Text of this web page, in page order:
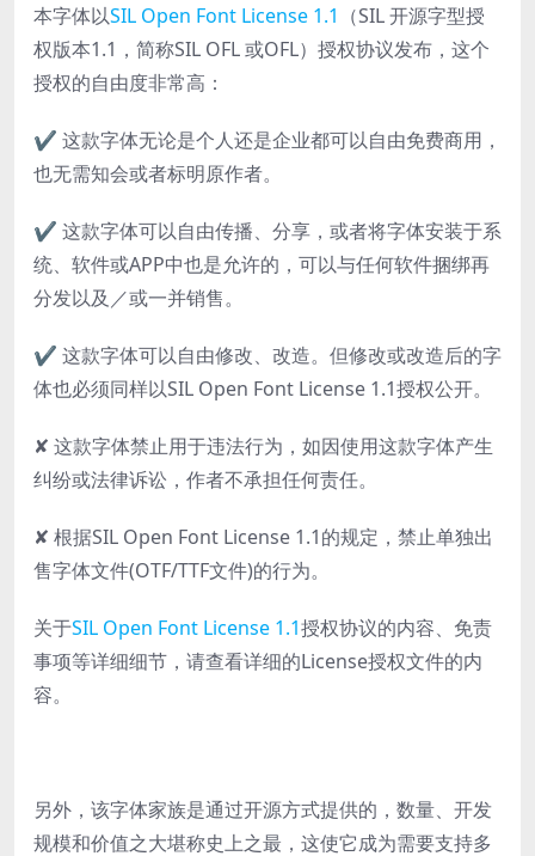
本字体以SIL Open Font License 1.1 （SIL 开源字型授
权版本1.1，简称SIL OFL 或OFL）授权协议发布，这个
授权的自由度非常高：
✔ 这款字体无论是个人还是企业都可以自由免费商用，
也无需知会或者标明原作者。
✔ 这款字体可以自由传播、分享，或者将字体安装于系
统、软件或APP中也是允许的，可以与任何软件捆绑再
分发以及／或一并销售。
✔ 这款字体可以自由修改、改造。但修改或改造后的字
体也必须同样以SIL Open Font License 1.1授权公开。
✘ 这款字体禁止用于违法行为，如因使用这款字体产生
纠纷或法律诉讼，作者不承担任何责任。
✘ 根据SIL Open Font License 1.1的规定，禁止单独出
售字体文件(OTF/TTF文件)的行为。
关于SIL Open Font License 1.1授权协议的内容、免责
事项等详细细节，请查看详细的License授权文件的内
容。
另外，该字体家族是通过开源方式提供的，数量、开发
规模和价值之大堪称史上之最，这使它成为需要支持多